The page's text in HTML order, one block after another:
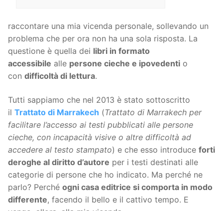
raccontare una mia vicenda personale, sollevando un
problema che per ora non ha una sola risposta. La
questione è quella dei libri in formato
accessibile alle persone cieche e ipovedenti o
con difficoltà di lettura.
Tutti sappiamo che nel 2013 è stato sottoscritto
il Trattato di Marrakech (Trattato di Marrakech per
facilitare l’accesso ai testi pubblicati alle persone
cieche, con incapacità visive o altre difficoltà ad
accedere al testo stampato) e che esso introduce forti
deroghe al diritto d’autore per i testi destinati alle
categorie di persone che ho indicato. Ma perché ne
parlo? Perché ogni casa editrice si comporta in modo
differente, facendo il bello e il cattivo tempo. E